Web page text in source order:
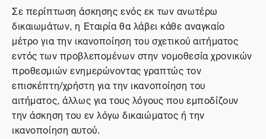
Σε περίπτωση άσκησης ενός εκ των ανωτέρω
δικαιωμάτων, η Εταιρία θα λάβει κάθε αναγκαίο
μέτρο για την ικανοποίηση του σχετικού αιτήματος
εντός των προβλεπομένων στην νομοθεσία χρονικών
προθεσμιών ενημερώνοντας γραπτώς τον
επισκέπτη/χρήστη για την ικανοποίηση του
αιτήματος, άλλως για τους λόγους που εμποδίζουν
την άσκηση του εν λόγω δικαιώματος ή την
ικανοποίηση αυτού.